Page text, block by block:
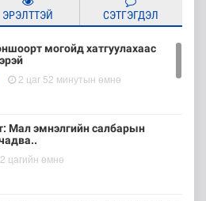
ЭРЭЛТТЭЙ СЭТГЭГДЭЛ
могойд хатгуулахаас
2 цаг 52 минутын өмнө
Мал эмнэлгийн салбарын
2 цагийн өмнө